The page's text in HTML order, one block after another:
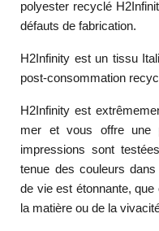
polyester recyclé
défauts de fabrication.
H2Infinity est un tissu
post-consommation
H2Infinity est
mer et vous offre une
impressions sont
tenue des couleurs
de vie est étonnante,
la matière ou de la